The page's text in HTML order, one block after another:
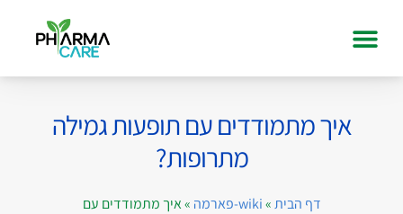
איך מתמודדים עם תופעות גמילה
מתרופות?
דף הבית»wiki-פארמה »איך מתמודדים עם